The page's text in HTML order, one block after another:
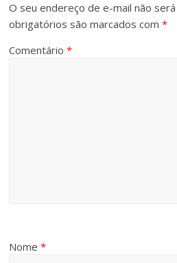
O seu endereço de e-mail não será
obrigatórios são marcados com*
Comentário*
Nome*